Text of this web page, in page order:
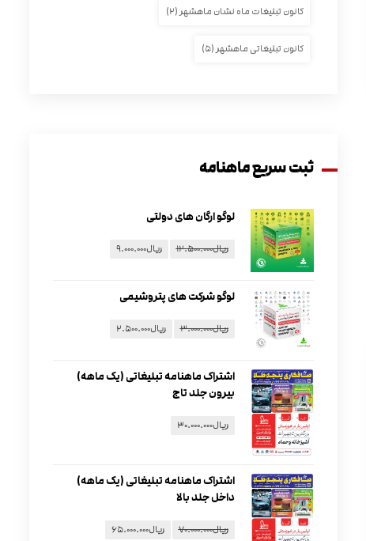
کانون تبلیغات ماه نشان ماهشهر (۲)
کانون تبلیغاتی ماهشهر (۵)
ثبت سریع ماهنامه
لوگو ارگان های دولتی
ریال۱۲.۵۰۰.۰۰۰ ریال۹.۰۰۰.۰۰۰
لوگو شرکت های پتروشیمی
ریال۳.۰۰۰.۰۰۰ ریال۲.۵۰۰.۰۰۰
اشتراک ماهنامه تبلیغاتی (یک ماهه)
بیرون جلد تاج
ریال۳۰.۰۰۰.۰۰۰
اشتراک ماهنامه تبلیغاتی (یک ماهه)
داخل جلد بالا
ریال۷۰.۰۰۰.۰۰۰ ریال۶۵.۰۰۰.۰۰۰